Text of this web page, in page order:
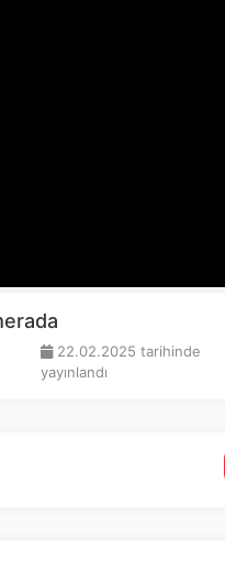
22.02.2025 tarihinde
yayınlandı